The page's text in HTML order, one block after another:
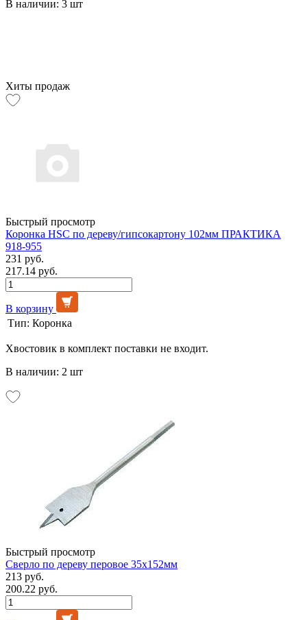
В наличии: 3 шт
Хиты продаж
Быстрый просмотр
Коронка HSC по дереву/гипсокартону 102мм ПРАКТИКА
918-955
231 руб.
217.14 руб.
В корзину
Тип: Коронка
Хвостовик в комплект поставки не входит.
В наличии: 2 шт
Быстрый просмотр
Сверло по дереву перовое 35х152мм
213 руб.
200.22 руб.